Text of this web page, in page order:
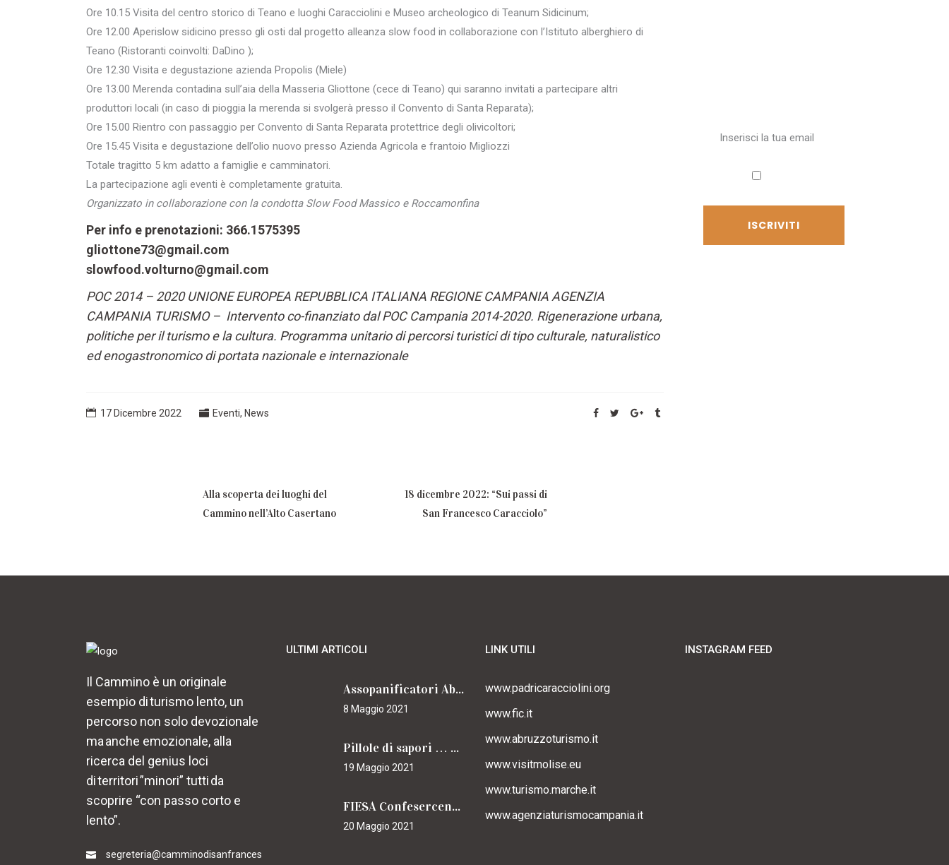
Ore 10.15 Visita del centro storico di Teano e luoghi Caracciolini e Museo archeologico di Teanum Sidicinum;
Ore 12.00 Aperislow sidicino presso gli osti dal progetto alleanza slow food in collaborazione con l’Istituto alberghiero di
Teano (Ristoranti coinvolti: DaDino );
Ore 12.30 Visita e degustazione azienda Propolis (Miele)
Ore 13.00 Merenda contadina sull’aia della Masseria Gliottone (cece di Teano) qui saranno invitati a partecipare altri
produttori locali (in caso di pioggia la merenda si svolgerà presso il Convento di Santa Reparata);
Ore 15.00 Rientro con passaggio per Convento di Santa Reparata protettrice degli olivicoltori;
Ore 15.45 Visita e degustazione dell’olio nuovo presso Azienda Agricola e frantoio Migliozzi
Totale tragitto 5 km adatto a famiglie e camminatori.
La partecipazione agli eventi è completamente gratuita.
Organizzato in collaborazione con la condotta Slow Food Massico e Roccamonfina
Per info e prenotazioni: 366.1575395
gliottone73@gmail.com
slowfood.volturno@gmail.com
POC 2014 – 2020 UNIONE EUROPEA REPUBBLICA ITALIANA REGIONE CAMPANIA AGENZIA
CAMPANIA TURISMO – Intervento co-finanziato dal POC Campania 2014-2020. Rigenerazione urbana,
politiche per il turismo e la cultura. Programma unitario di percorsi turistici di tipo culturale, naturalistico
ed enogastronomico di portata nazionale e internazionale
17 Dicembre 2022 Eventi, News
Alla scoperta dei luoghi del
Cammino nell’Alto Casertano
18 dicembre 2022: “Sui passi di
San Francesco Caracciolo”
Il Cammino è un originale
esempio di turismo lento, un
percorso non solo devozionale
ma anche emozionale, alla
ricerca del genius loci
di territori ”minori” tutti da
scoprire “con passo corto e
lento”.
segreteria@camminodisanfrances
ULTIMI ARTICOLI
Assopanificatori Abruzzo e Molise insieme per il Cammino
8 Maggio 2021
Pillole di sapori … caracciolini
19 Maggio 2021
FIESA Confesercenti Campania per il Cammino
20 Maggio 2021
LINK UTILI
www.padricaracciolini.org
www.fic.it
www.abruzzoturismo.it
www.visitmolise.eu
www.turismo.marche.it
www.agenziaturismocampania.it
INSTAGRAM FEED